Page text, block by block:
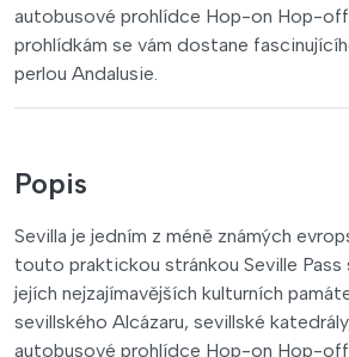
autobusové prohlídce Hop-on Hop-off
prohlídkám se vám dostane
perlou Andalusie.
Popis
Sevilla je jedním z méně známých
touto praktickou stránkou Seville
jejích nejzajímavějších kulturních
sevillského Alcázaru, sevillské
autobusové prohlídce Hop-on Hop-off